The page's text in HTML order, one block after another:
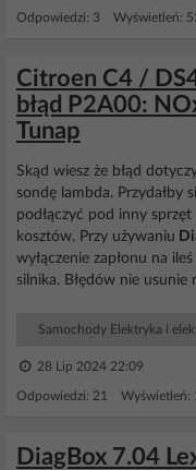
Odpowiedzi: 3 Wyświetleń:
Citroen C4 /
błąd P2A00:
Tunap
Skąd wiesz że błąd
sondę lambda. Przydałby
podłączyć pod inny
kosztów. Przy używaniu
wyłączenie zapłonu na
silnika. Błędów nie usunie
Samochody Elektryka i
28 Lip 2024 22:09
Odpowiedzi: 21 Wyświetleń:
DiagBox 7.04